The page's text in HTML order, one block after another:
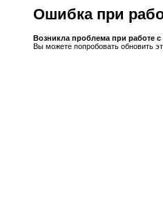
Ошибка при
Возникла проблема при работе
Вы можете попробовать обновить